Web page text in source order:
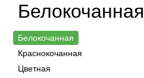
Белокочанная
Белокочанная
Краснокочанная
Цветная